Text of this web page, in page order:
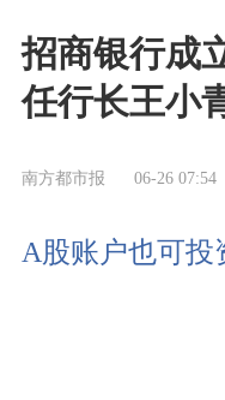
招商银行成
任行长王小
南方都市报 06-26 07:54
A股账户也可投